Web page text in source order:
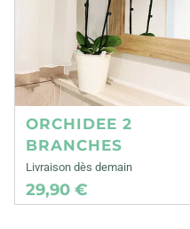
ORCHIDEE 2
BRANCHES
Livraison dès demain
29,90 €